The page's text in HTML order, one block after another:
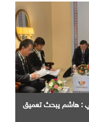
: هاشم يبحث تعميق